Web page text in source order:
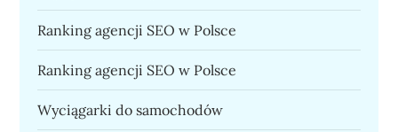
Ranking agencji SEO w Polsce
Ranking agencji SEO w Polsce
Wyciągarki do samochodów